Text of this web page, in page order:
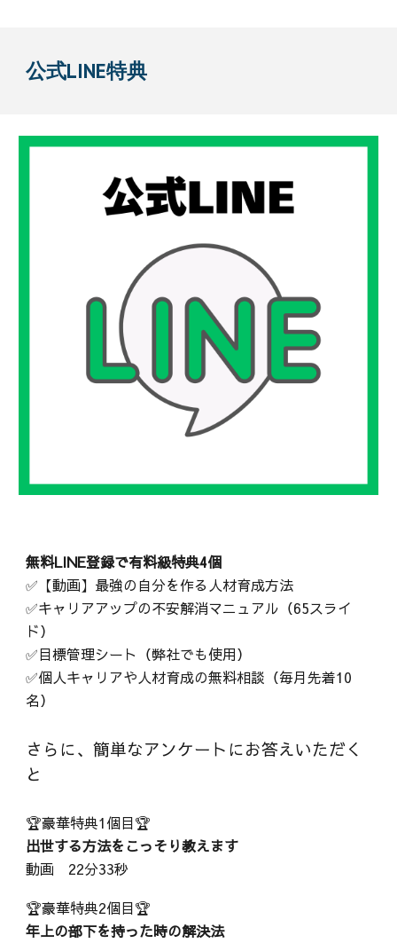
公式LINE特典
無料LINE登録で有料級特典4個
✅【動画】最強の自分を作る人材育成方法
✅キャリアアップの不安解消マニュアル（65スライ
ド）
✅目標管理シート（弊社でも使用）
✅個人キャリアや人材育成の無料相談（毎月先着10
名）
さらに、簡単なアンケートにお答えいただく
と
🏆豪華特典1個目🏆
出世する方法をこっそり教えます
動画 22分33秒
🏆豪華特典2個目🏆
年上の部下を持った時の解決法